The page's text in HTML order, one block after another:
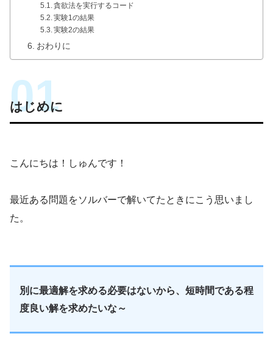
貪欲法を実行するコード
実験1の結果
実験2の結果
おわりに
はじめに
こんにちは！しゅんです！
最近ある問題をソルバーで解いてたときにこう思いまし
た。
別に最適解を求める必要はないから、短時間である程
度良い解を求めたいな～